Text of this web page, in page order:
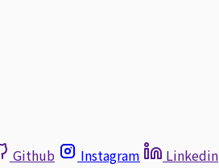
Github Instagram Linkedin